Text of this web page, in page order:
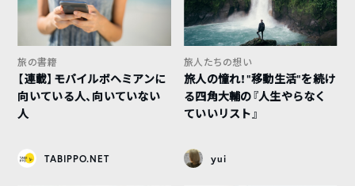
旅の書籍
【連載】モバイルボヘミアンに
向いている人、向いていない
人
TABIPPO.NET
旅人たちの想い
旅人の憧れ！“移動生活”を続け
る四角大輔の『人生やらなく
ていいリスト』
yui